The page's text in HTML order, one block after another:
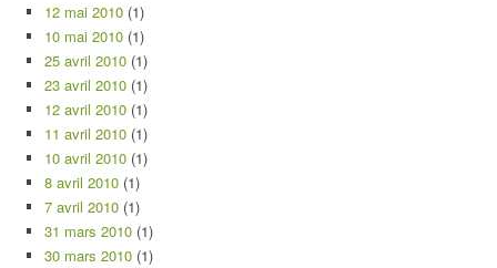
12 mai 2010 (1)
10 mai 2010 (1)
25 avril 2010 (1)
23 avril 2010 (1)
12 avril 2010 (1)
11 avril 2010 (1)
10 avril 2010 (1)
8 avril 2010 (1)
7 avril 2010 (1)
31 mars 2010 (1)
30 mars 2010 (1)